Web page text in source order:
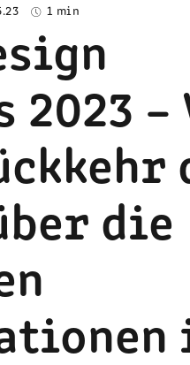
1 min
2023 –
die